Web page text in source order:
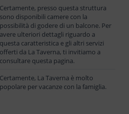
Certamente, presso questa struttura
sono disponibili camere con la
possibilità di godere di un balcone. Per
avere ulteriori dettagli riguardo a
questa caratteristica e gli altri servizi
offerti da La Taverna, ti invitiamo a
consultare questa pagina.
Certamente, La Taverna è molto
popolare per vacanze con la famiglia.